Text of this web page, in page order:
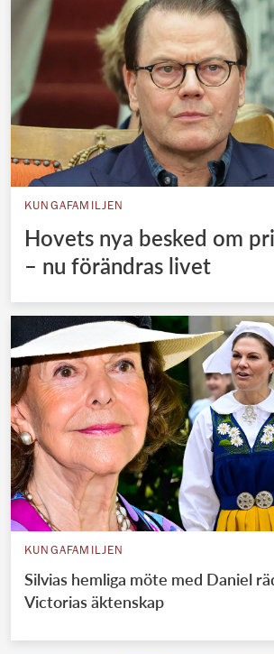
KUNGAFAMILJEN
Hovets nya besked om
– nu förändras livet
KUNGAFAMILJEN
Silvias hemliga möte med Daniel
Victorias äktenskap